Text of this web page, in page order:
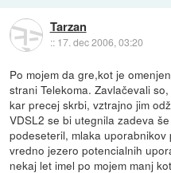
Tarzan
:: 17. dec 2006, 03:20
Po mojem da gre,kot je
strani Telekoma. Zavlačevali
kar precej skrbi, vztrajno jim
VDSL2 se bi utegnila zadeva
podeseteril, mlaka
vredno jezero potencialnih
nekaj let imel po mojem manj